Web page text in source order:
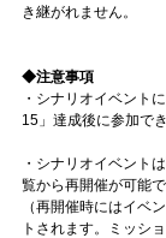
き継がれません。
◆注意事項
・シナリオイベント
15」達成後に参加でき
・シナリオイベント
覧から再開催が可能で
（再開催時にはイベ
トされます。ミッシ